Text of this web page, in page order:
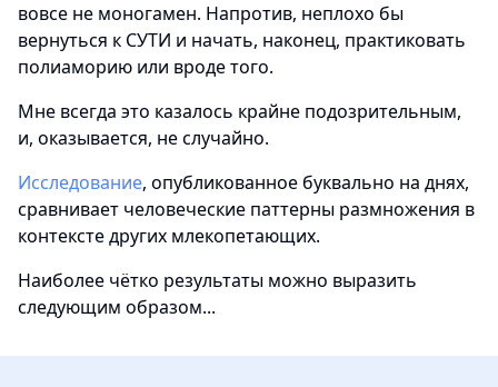
вовсе не моногамен. Напротив, неплохо бы
вернуться к СУТИ и начать, наконец, практиковать
полиаморию или вроде того.
Мне всегда это казалось крайне подозрительным,
и, оказывается, не случайно.
Исследование, опубликованное буквально на днях,
сравнивает человеческие паттерны размножения в
контексте других млекопетающих.
Наиболее чётко результаты можно выразить
следующим образом...